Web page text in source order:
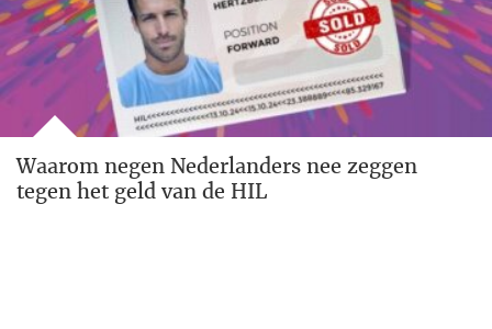
Waarom negen Nederlanders nee zeggen
tegen het geld van de HIL